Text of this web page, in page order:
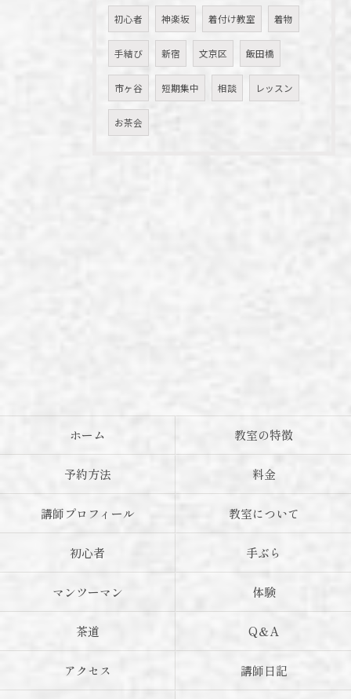
初心者 神楽坂 着付け教室 着物
手結び 新宿 文京区 飯田橋
市ヶ谷 短期集中 相談 レッスン
お茶会
ホーム 教室の特徴
予約方法 料金
講師プロフィール 教室について
初心者 手ぶら
マンツーマン 体験
茶道 Q＆A
アクセス 講師日記